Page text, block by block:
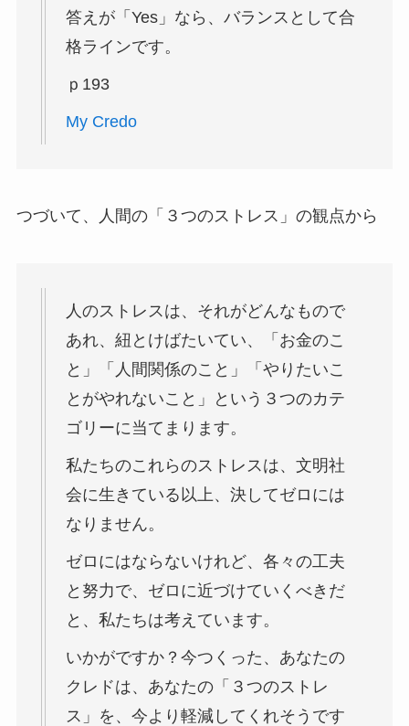
答えが「Yes」なら、バランスとして合
格ラインです。
ｐ193
My Credo
つづいて、人間の「３つのストレス」の観点から
人のストレスは、それがどんなもので
あれ、紐とけばたいてい、「お金のこ
と」「人間関係のこと」「やりたいこ
とがやれないこと」という３つのカテ
ゴリーに当てまります。
私たちのこれらのストレスは、文明社
会に生きている以上、決してゼロには
なりません。
ゼロにはならないけれど、各々の工夫
と努力で、ゼロに近づけていくべきだ
と、私たちは考えています。
いかがですか？今つくった、あなたの
クレドは、あなたの「３つのストレ
ス」を、今より軽減してくれそうです